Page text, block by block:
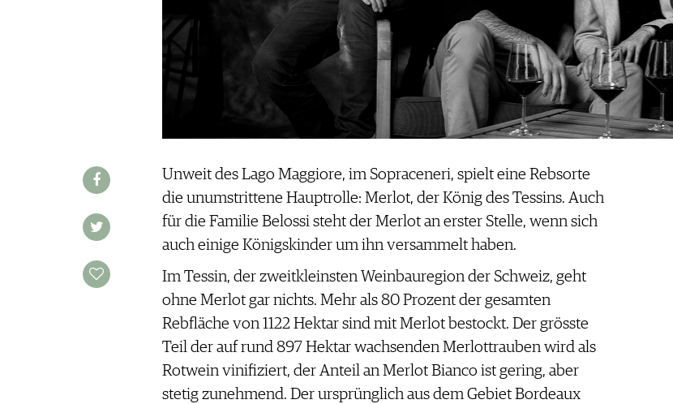
DEUTSCHLAND |
SUISSE ROMANDE
Unweit des Lago Maggiore, im Sopraceneri, spielt eine Rebsorte
die unumstrittene Hauptrolle: Merlot, der König des Tessins. Auch
für die Familie Belossi steht der Merlot an erster Stelle, wenn sich
auch einige Königskinder um ihn versammelt haben.
Im Tessin, der zweitkleinsten Weinbauregion der Schweiz, geht
ohne Merlot gar nichts. Mehr als 80 Prozent der gesamten
Rebfläche von 1122 Hektar sind mit Merlot bestockt. Der grösste
Teil der auf rund 897 Hektar wachsenden Merlottrauben wird als
Rotwein vinifiziert, der Anteil an Merlot Bianco ist gering, aber
stetig zunehmend. Der ursprünglich aus dem Gebiet Bordeaux